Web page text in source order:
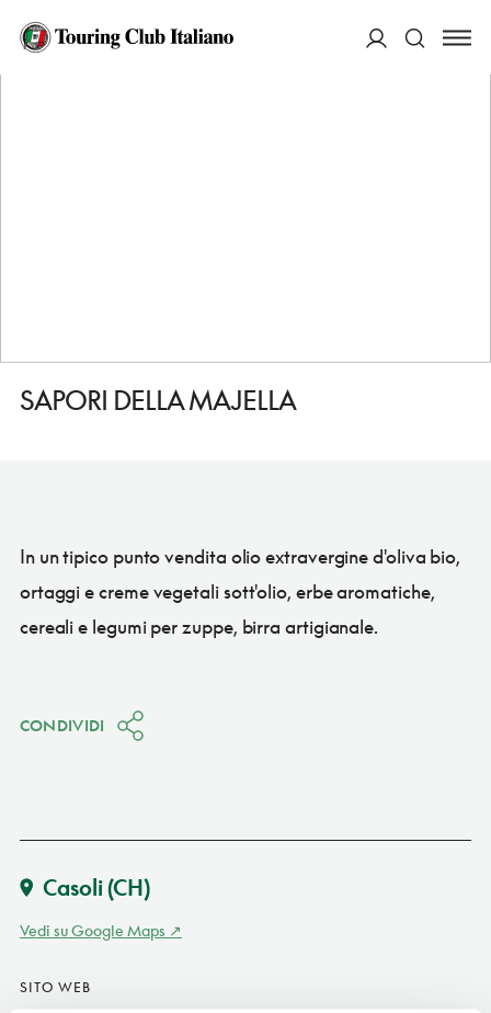
HOME
SAPORI DELLA MAJELLA
In un tipico punto vendita olio extravergine d'oliva bio,
ortaggi e creme vegetali sott'olio, erbe aromatiche,
cereali e legumi per zuppe, birra artigianale.
CONDIVIDI
Casoli(CH)
Vedi su Google Maps
SITO WEB